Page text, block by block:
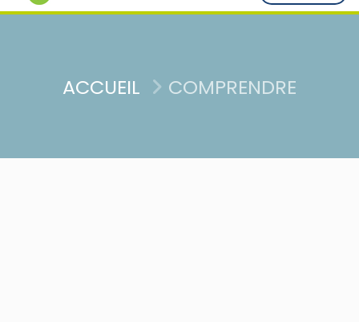
ACCUEIL COMPRENDRE